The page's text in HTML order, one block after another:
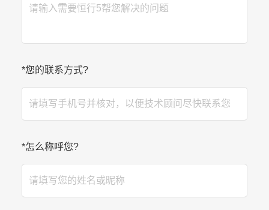
*您的联系方式?
*怎么称呼您?